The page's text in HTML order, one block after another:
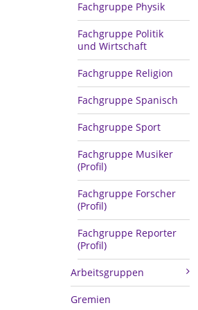
Fachgruppe Physik
Fachgruppe Politik
und Wirtschaft
Fachgruppe Religion
Fachgruppe Spanisch
Fachgruppe Sport
Fachgruppe Musiker
(Profil)
Fachgruppe Forscher
(Profil)
Fachgruppe Reporter
(Profil)
Arbeitsgruppen
Gremien